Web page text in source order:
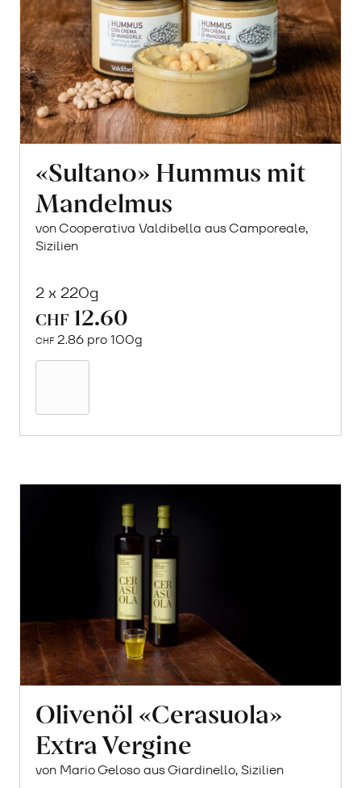
«Sultano» Hummus mit
Mandelmus
von Cooperativa Valdibella aus Camporeale,
Sizilien
2 x 220g
CHF 12.60
CHF 2.86 pro 100g
Olivenöl «Cerasuola»
Extra Vergine
von Mario Geloso aus Giardinello, Sizilien